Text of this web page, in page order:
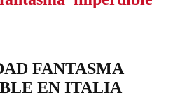
FANTASMA
EN ITALIA